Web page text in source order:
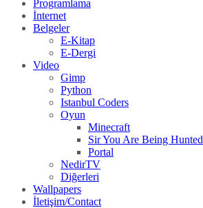
Programlama
İnternet
Belgeler
E-Kitap
E-Dergi
Video
Gimp
Python
Istanbul Coders
Oyun
Minecraft
Sir You Are Being Hunted
Portal
NedirTV
Diğerleri
Wallpapers
İletişim/Contact